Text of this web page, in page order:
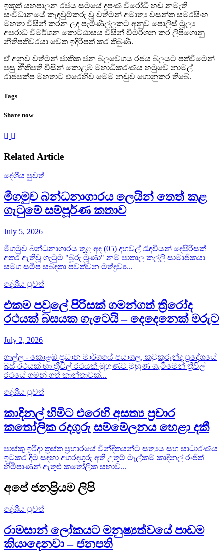
ඉකුත් යහපාලන රජය සමයේ දූෂණ විරෝධී හඩ නමැති
සංවිධානයේ කැඳවුම්කරු වූ වත්මන් අමාත්‍ය වසන්ත සමරසිංහ
මහතා විසින් කරන ලද පැමිණිල්ලකට අනුව පොලිස් මූල්‍ය
අපරාධ විමර්ශන කොට්ඨාසය විසින් විමර්ශන කර ලිපිගොනු
නීතිපතිවරයා වෙත ඉදිරිපත් කර තිබුණි.
ඒ අනුව වත්මන් ජාතික ජන බලවේගය රජය බලයට පත්වීමෙන්
පසු නීතිපති විසින් කොළඹ මහාධිකරණය හමුවේ නාමල්
රාජපක්ෂ මහතාට එරෙහිව මෙම නඩුව ගොනුකර තිබේ.
Tags
Share now
Related Article
දේශීය පුවත්
මීගමුව බන්ධනාගාරය ලෙයින් තෙත් කළ
ගැටුමේ සම්පූර්ණ කතාව
July 5, 2026
මීගමුව බන්ධනාගාරය තුළ අද (05) දහවල් රැඳවියන් දෙපිරිසක්
අතර ඇතිවූ ගැටුම "බූරු මූණා" නම් පාතාල කල්ලි සාමාජිකයා
සමග සමීප සබඳතා පවත්වන මත්ද්‍රව්‍ය...
දේශීය පුවත්
එකම පවුලේ පිරිසක් ගමන්ගත් ත්‍රිරෝද
රථයක් බසයක ගැටෙයි – දෙදෙනෙක් මරුට
July 2, 2026
ගාල්ල - කොළඹ ප්‍රධාන මාර්ගයේ පයාගල, කටුකුරුන්ද ප්‍රදේශයේ
බස් රථයක් හා ත්‍රීවිල් රථයක් මුහුණට මුහුණ ගැටීමෙන් ත්‍රීවිල්
රථයේ ගමන් ගත් කාන්තාවක්...
දේශීය පුවත්
කාදිනල් හිමිට එරෙහි අසත්‍ය ප්‍රචාර
කතෝලික රදගුරු සම්මේලනය හෙළා දකී
පාස්කු ඉරිදා ත්‍රස්ත ප්‍රහාරයේ වින්දිතයන්ට සත්‍යය සහ සාධාරණය
ඉටුකර දීම සඳහා අගරදගුරු අති උතුම් මැල්කම් කාදිනල් රංජිත්
හිමිපාණන් ඇතුළු කතෝලික සභාව...
අපේ ජනප්‍රියම ලිපි
දේශීය පුවත්
රාමසාන් ලෝකයට මනුෂ්‍යත්වයේ පාඩම
කියාදෙනවා – ජනපති